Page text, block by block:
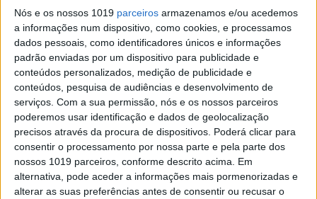
Nós e os nossos 1019 parceiros armazenamos e/ou acedemos
a informações num dispositivo, como cookies, e processamos
dados pessoais, como identificadores únicos e informações
padrão enviadas por um dispositivo para publicidade e
conteúdos personalizados, medição de publicidade e
conteúdos, pesquisa de audiências e desenvolvimento de
serviços. Com a sua permissão, nós e os nossos parceiros
poderemos usar identificação e dados de geolocalização
precisos através da procura de dispositivos. Poderá clicar para
consentir o processamento por nossa parte e pela parte dos
nossos 1019 parceiros, conforme descrito acima. Em
alternativa, pode aceder a informações mais pormenorizadas e
alterar as suas preferências antes de consentir ou recusar o